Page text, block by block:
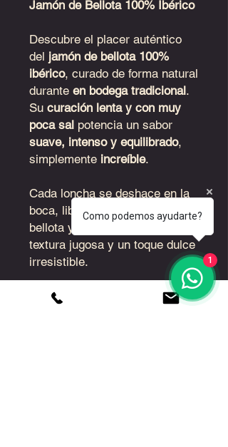
Jamón de Bellota 100% Ibérico
Descubre el placer auténtico
del jamón de bellota 100%
ibérico, curado de forma natural
durante en bodega tradicional.
Su curación lenta y con muy
poca sal potencia un sabor
suave, intenso y equilibrado,
simplemente increíble.
Cada loncha se deshace en la
boca, liberando aromas a
bellota y campo, con una
textura jugosa y un toque dulce
irresistible.
Además, es un producto 100%
Como podemos ayudarte?
1